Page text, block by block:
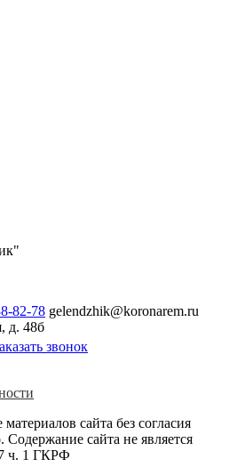
82-78 gelendzhik@koronarem.ru
д. 48б
звонок
сайта без согласия
сайта не является
ч. 1 ГКРФ